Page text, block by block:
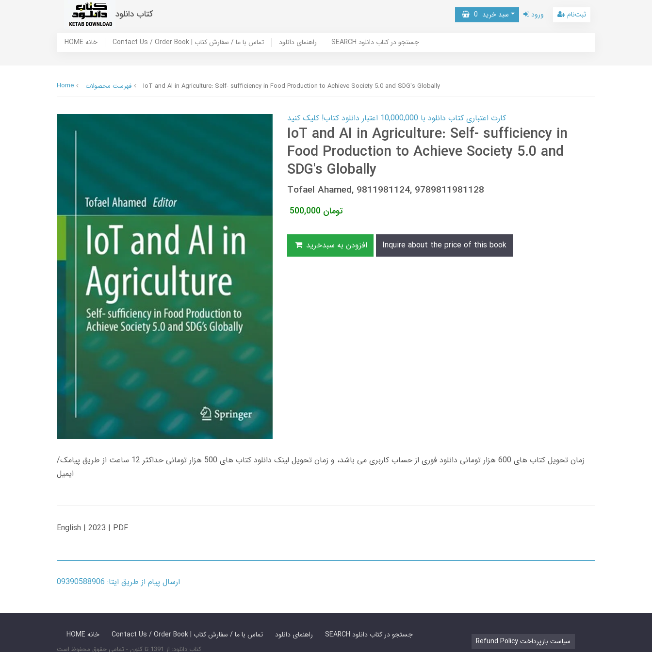
کتاب دانلود سبد خرید 0 ورود ثبت‌نام
HOME خانه Contact Us / Order Book | تماس با ما / سفارش کتاب راهنمای دانلود SEARCH جستجو در کتاب دانلود
Home فهرست محصولات IoT and AI in Agriculture: Self- sufficiency in Food Production to Achieve Society 5.0 and SDG's Globally
کارت اعتباری کتاب دانلود با 10,000,000 اعتبار دانلود کتاب! کلیک کنید
IoT and AI in Agriculture: Self- sufficiency in
Food Production to Achieve Society 5.0 and
SDG's Globally
Tofael Ahamed, 9811981124, 9789811981128
500,000 تومان
افزودن به سبدخرید Inquire about the price of this book
زمان تحویل کتاب های 600 هزار تومانی دانلود فوری از حساب کاربری می باشد، و زمان تحویل لینک دانلود کتاب های 500 هزار تومانی حداکثر 12 ساعت از طریق پیامک/
ایمیل
English | 2023 | PDF
ارسال پیام از طریق ایتا: 09390588906
HOME خانه Contact Us / Order Book | تماس با ما / سفارش کتاب راهنمای دانلود SEARCH جستجو در کتاب دانلود
کتاب دانلود: از 1391 تا کنون - تمامی حقوق محفوظ است
Refund Policy سیاست بازپرداخت